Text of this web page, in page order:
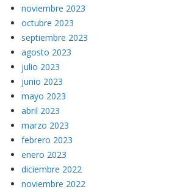
noviembre 2023
octubre 2023
septiembre 2023
agosto 2023
julio 2023
junio 2023
mayo 2023
abril 2023
marzo 2023
febrero 2023
enero 2023
diciembre 2022
noviembre 2022